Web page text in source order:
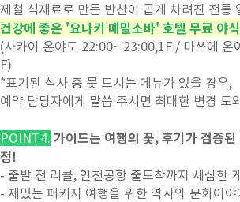
제철 식재료로 만든 반찬이 곱게 차려진 전통
건강에 좋은 '요나키 메밀소바' 호텔 무료 야
(사카이 온야도 22:00~ 23:00,1F / 마쓰에 온
F)
*표기된 식사 중 못 드시는 메뉴가 있을 경우,
예약 담당자에게 말씀 주시면 최대한 변경 도
POINT4. 가이드는 여행의 꽃, 후기가 검증
정!
- 출발 전 리콜, 인천공항 출도착까지 세심한
- 재밌는 패키지 여행을 위한 역사와 문화이야